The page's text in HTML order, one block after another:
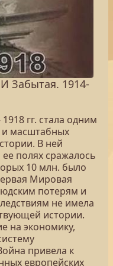
Забытая. 1914-
гг. стала одним
и масштабных
В ней
ее полях сражалось
10 млн. было
Мировая
потерям и
не имела
истории.
на экономику,
привела к
европейских